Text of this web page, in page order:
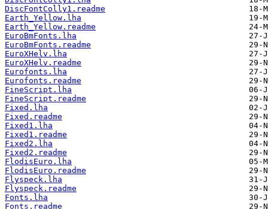
DiscFontColly1.readme
Earth_Yellow.lha
Earth_Yellow.readme
EuroBmFonts.lha
EuroBmFonts.readme
EuroXHelv.lha
EuroXHelv.readme
Eurofonts.lha
Eurofonts.readme
FineScript.lha
FineScript.readme
Fixed.lha
Fixed.readme
Fixed1.lha
Fixed1.readme
Fixed2.lha
Fixed2.readme
FlodisEuro.lha
FlodisEuro.readme
Flyspeck.lha
Flyspeck.readme
Fonts.lha
Fonts.readme